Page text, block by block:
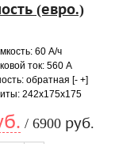
(евро.)
60 А/ч
ток: 560 А
обратная [- +]
242x175x175
/ 6900 руб.